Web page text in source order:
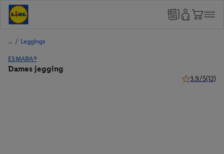
/ Leggings
ESMARA®
Dames jegging
3.9/5(12)